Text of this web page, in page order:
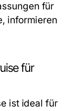
für
informieren
für
ist ideal für